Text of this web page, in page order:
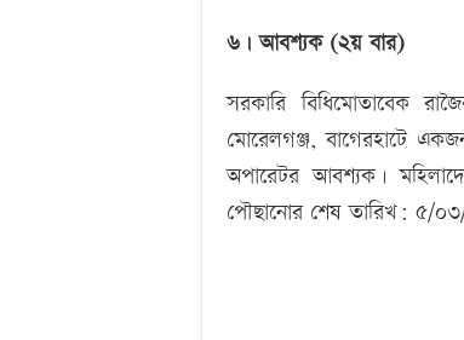
৬। আবশ্যক (২য় বার)
সরকারি বিধিমোতাবেক
মোরেলগঞ্জ, বাগেরহাটে
অপারেটর আবশ্যক।
পৌছানোর শেষ তারিখ: ৫/